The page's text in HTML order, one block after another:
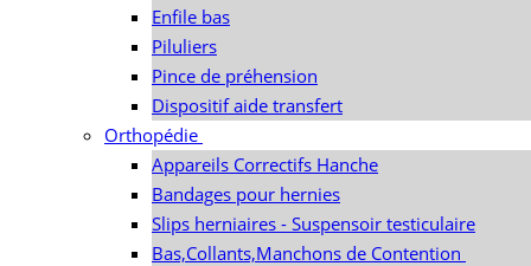
Enfile bas
Piluliers
Pince de préhension
Dispositif aide transfert
Orthopédie
Appareils Correctifs Hanche
Bandages pour hernies
Slips herniaires - Suspensoir testiculaire
Bas,Collants,Manchons de Contention